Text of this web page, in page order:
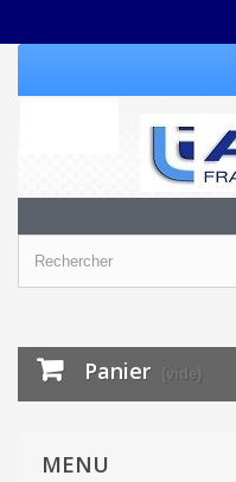
Panier (vide)
MENU